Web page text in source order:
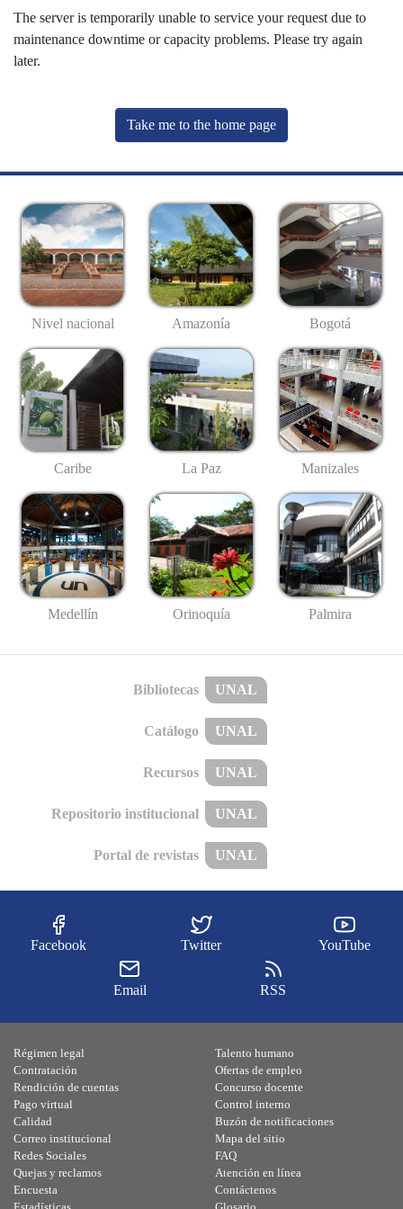
The server is temporarily unable to service your request due to
maintenance downtime or capacity problems. Please try again
later.
Take me to the home page
Nivel nacional Amazonía Bogotá
Caribe La Paz Manizales
Medellín Orinoquía Palmira
Bibliotecas UNAL
Catálogo UNAL
Recursos UNAL
Repositorio institucional UNAL
Portal de revistas UNAL
Facebook Twitter YouTube
Email RSS
Régimen legal
Contratación
Rendición de cuentas
Pago virtual
Calidad
Talento humano
Ofertas de empleo
Concurso docente
Control interno
Buzón de notificaciones
Correo institucional
Redes Sociales
Quejas y reclamos
Encuesta
Mapa del sitio
FAQ
Atención en línea
Contáctenos